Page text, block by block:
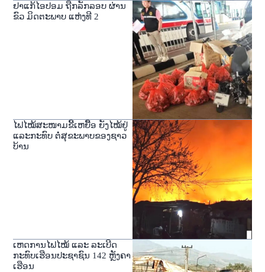
ຢາແກ້ໄອປອມ ຖືກ​ລັກ​ລອບ ຜ່ານ
ຂົວ ມິດຕະພາບ ແຫ່ງທີ 2
ໄຟໄໝ້ສະໜາມຂີ້ເຫຍື້ອ ຍັງໄໝ້ຢູ່
ແລະກະທົບ ຕໍ່ສຸຂະພາບຂອງຊາວ
ບ້ານ
ເຫດການໄຟໄໝ້ ແລະ ລະເບີດ
ກະທົບເຮືອນປະຊາຊົນ 142 ຫຼັງຄາ
ເຮືອນ